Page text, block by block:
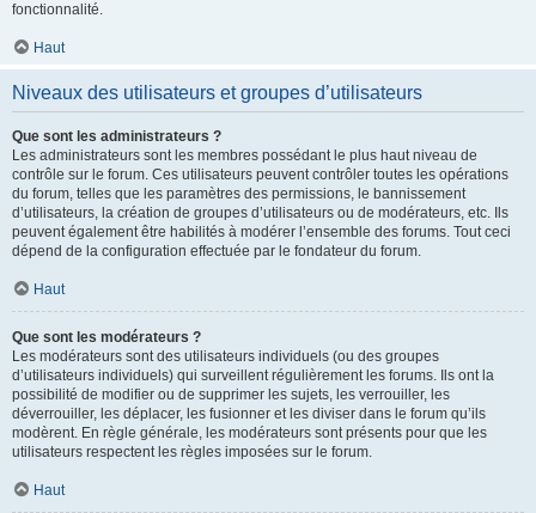
fonctionnalité.
Haut
Niveaux des utilisateurs et groupes d’utilisateurs
Que sont les administrateurs ?
Les administrateurs sont les membres possédant le plus haut niveau de
contrôle sur le forum. Ces utilisateurs peuvent contrôler toutes les opérations
du forum, telles que les paramètres des permissions, le bannissement
d’utilisateurs, la création de groupes d’utilisateurs ou de modérateurs, etc. Ils
peuvent également être habilités à modérer l’ensemble des forums. Tout ceci
dépend de la configuration effectuée par le fondateur du forum.
Haut
Que sont les modérateurs ?
Les modérateurs sont des utilisateurs individuels (ou des groupes
d’utilisateurs individuels) qui surveillent régulièrement les forums. Ils ont la
possibilité de modifier ou de supprimer les sujets, les verrouiller, les
déverrouiller, les déplacer, les fusionner et les diviser dans le forum qu’ils
modèrent. En règle générale, les modérateurs sont présents pour que les
utilisateurs respectent les règles imposées sur le forum.
Haut